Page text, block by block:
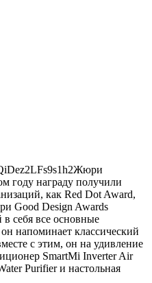
Жюри
году награду получили
как Red Dot Award,
Good Design Awards
себя все основные
напоминает классический
с этим, он на удивление
SmartMi Inverter Air
Purifier и настольная